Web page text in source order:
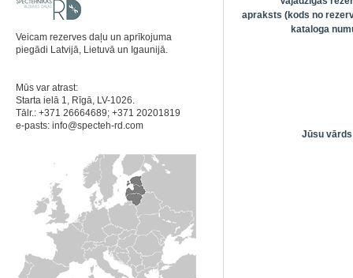
Veicam rezerves daļu un aprīkojuma
piegādi Latvijā, Lietuvā un Igaunijā.
Mūs var atrast:
Starta ielā 1, Rīgā, LV-1026.
Tālr.: +371 26664689; +371 20201819
e-pasts: info@specteh-rd.com
apraksts (kods no
kataloga
Jūsu